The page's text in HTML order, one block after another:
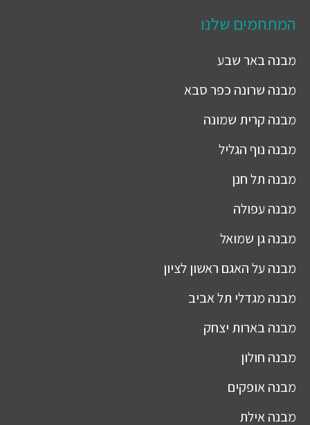
המתחמים שלנו
מבנהבאר שבע
מבנה שרונה כפר סבא
מבנה קרית שמונה
מבנה נוף הגליל
מבנה תל חנן
מבנה עפולה
מבנהגן שמואל
מבנה על האגם ראשון לציון
מבנה מגדלי תל אביב
מבנהבארות יצחק
מבנה חולון
מבנהאופקים
מבנהאילת